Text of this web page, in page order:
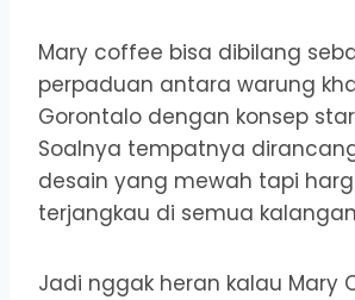
Mary coffee bisa dibilang
perpaduan antara warung
Gorontalo dengan konsep
Soalnya tempatnya
desain yang mewah tapi
terjangkau di semua
Jadi nggak heran kalau Mary